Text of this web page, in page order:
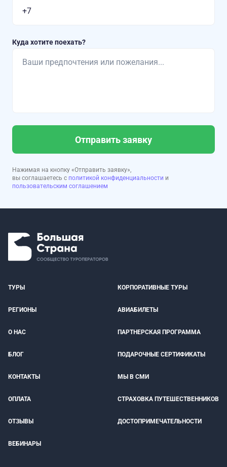
Куда хотите поехать?
Отправить заявку
Нажимая на кнопку «Отправить заявку»,
вы соглашаетесь с политикой конфиденциальности и
пользовательским соглашением
ТУРЫ КОРПОРАТИВНЫЕ ТУРЫ
РЕГИОНЫ АВИАБИЛЕТЫ
О НАС ПАРТНЕРСКАЯ ПРОГРАММА
БЛОГ ПОДАРОЧНЫЕ СЕРТИФИКАТЫ
КОНТАКТЫ МЫ В СМИ
ОПЛАТА СТРАХОВКА ПУТЕШЕСТВЕННИКОВ
ОТЗЫВЫ ДОСТОПРИМЕЧАТЕЛЬНОСТИ
ВЕБИНАРЫ